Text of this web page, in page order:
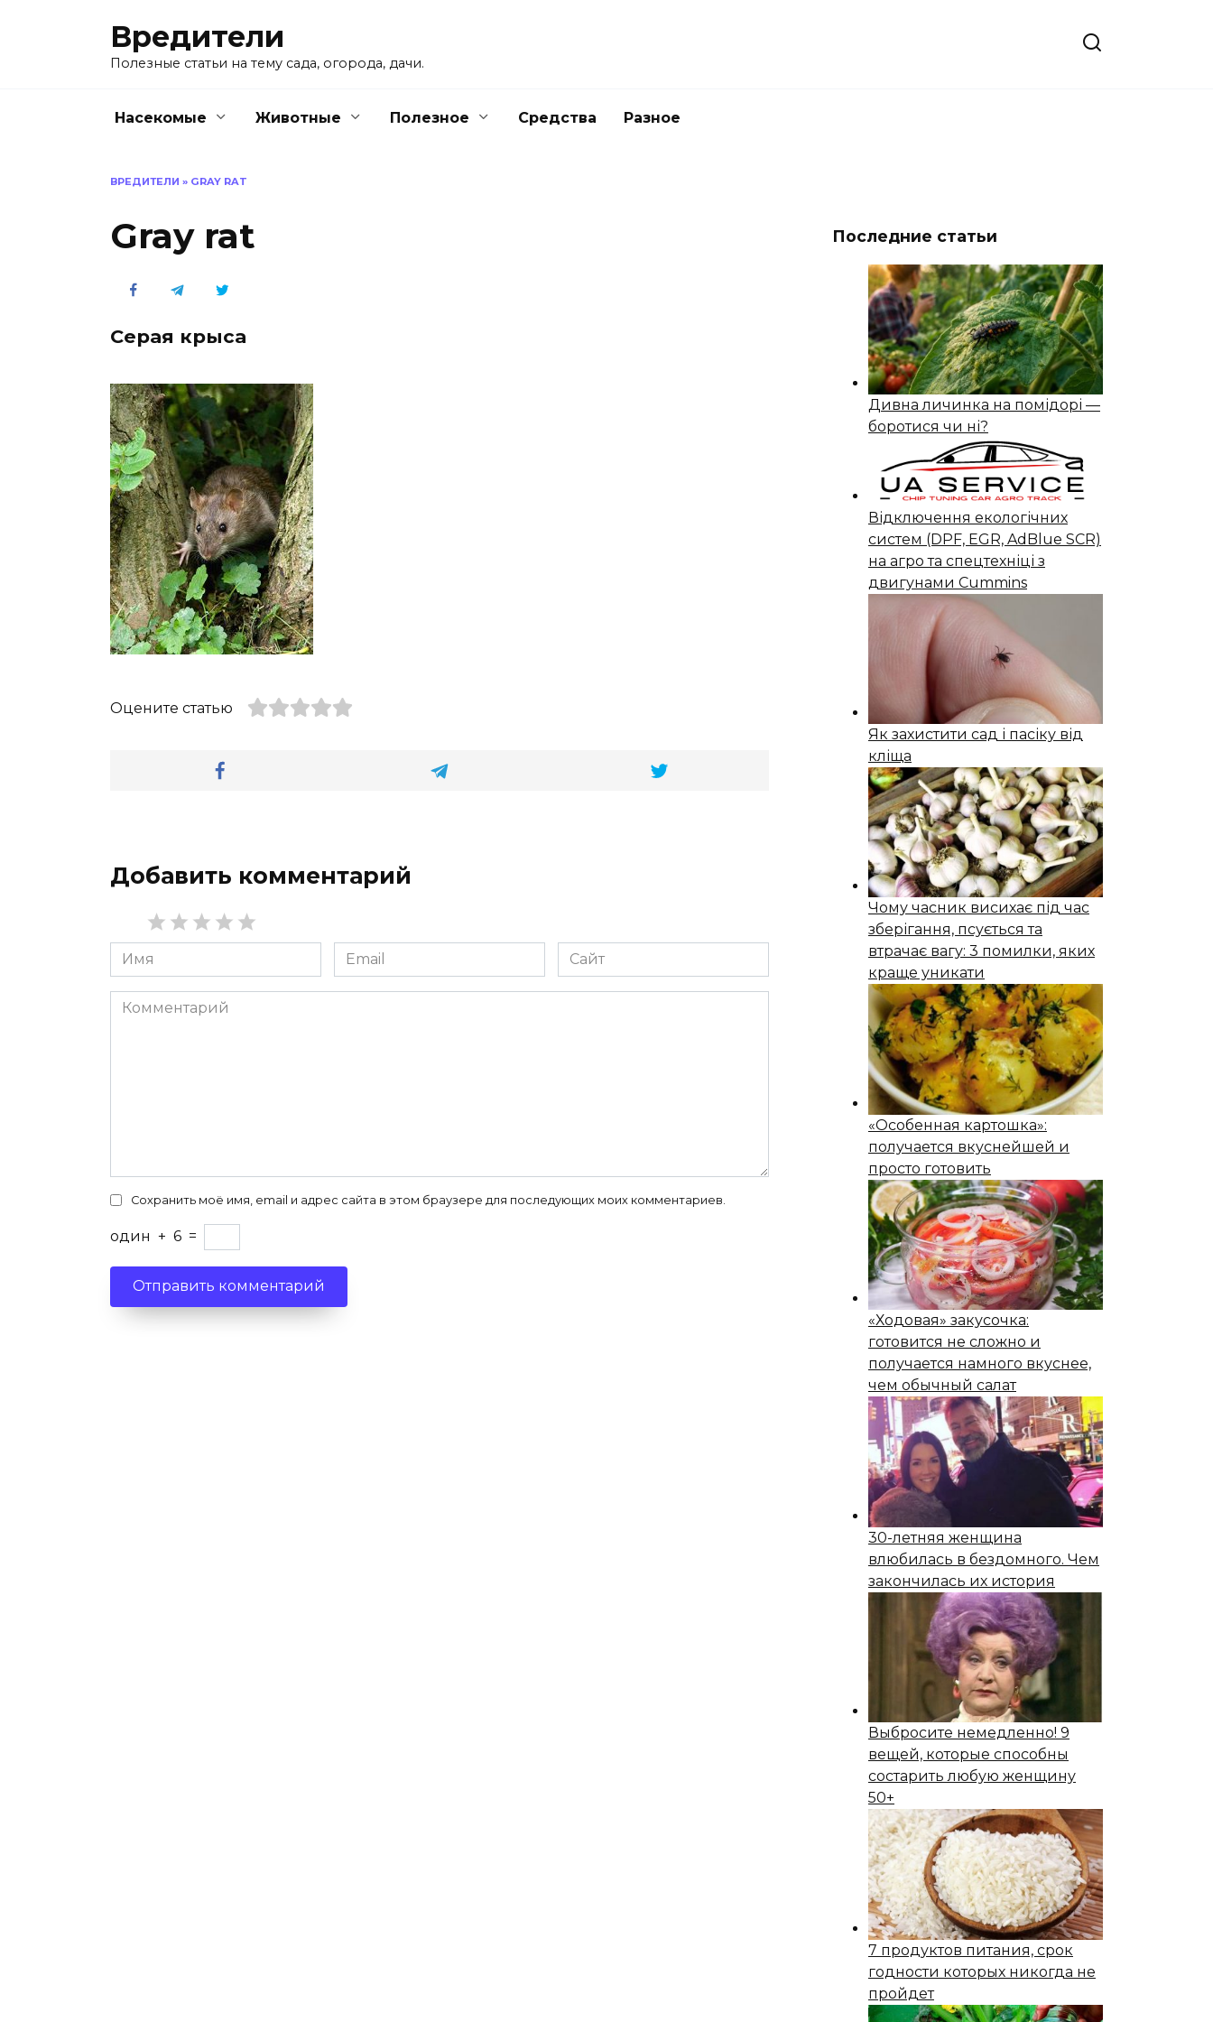
Вредители
Полезные статьи на тему сада, огорода, дачи.
Насекомые Животные Полезное Средства Разное
ВРЕДИТЕЛИ » GRAY RAT
Gray rat
Серая крыса
Оцените статью
Добавить комментарий
Имя
*
Email
*
Сайт
Комментарий
Сохранить моё имя, email и адрес сайта в этом браузере для последующих моих комментариев.
один + 6 =
Последние статьи
Дивна личинка на помідорі —
боротися чи ні?
Відключення екологічних
систем (DPF, EGR, AdBlue SCR)
на агро та спецтехніці з
двигунами Cummins
Як захистити сад і пасіку від
кліща
Чому часник висихає під час
зберігання, псується та
втрачає вагу: 3 помилки, яких
краще уникати
«Особенная картошка»:
получается вкуснейшей и
просто готовить
«Ходовая» закусочка:
готовится не сложно и
получается намного вкуснее,
чем обычный салат
30-летняя женщина
влюбилась в бездомного. Чем
закончилась их история
Выбросите немедленно! 9
вещей, которые способны
состapить любую женщину
50+
7 продуктов питания, срок
годности которых никогда не
пройдет